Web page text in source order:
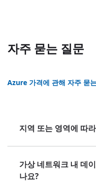
자주 묻는 질문
Azure 가격에 관해 자주 묻
지역 또는 영역에 따
가상 네트워크 내 데
나요?